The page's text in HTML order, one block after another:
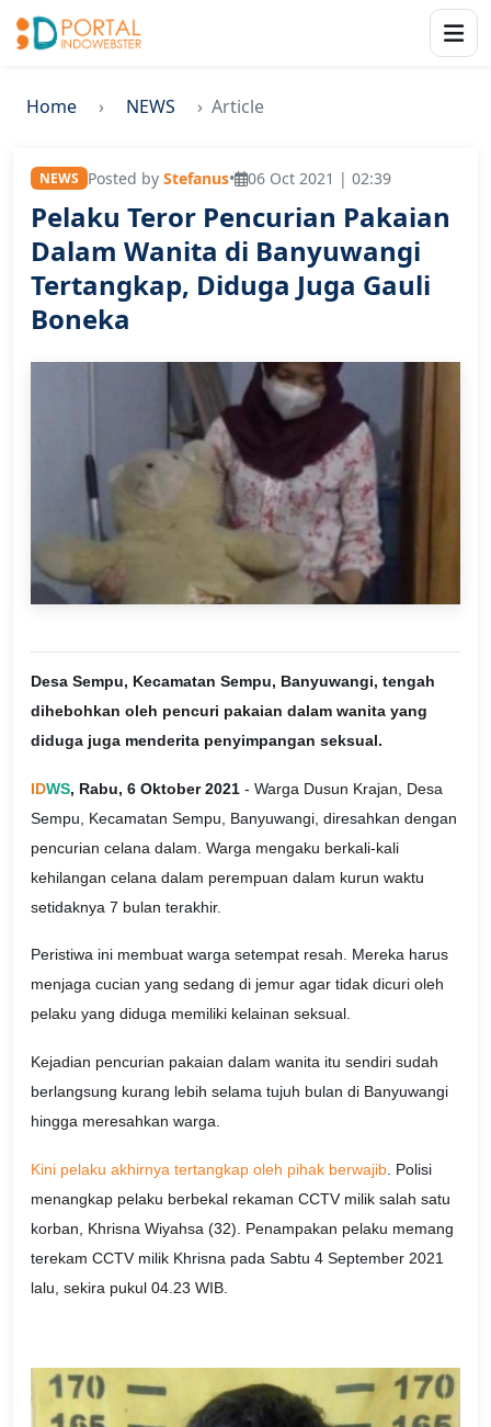
Home NEWS Article
NEWS Posted by Stefanus• 06 Oct 2021 | 02:39
Pelaku Teror Pencurian Pakaian
Dalam Wanita di Banyuwangi
Tertangkap, Diduga Juga Gauli
Boneka
Desa Sempu, Kecamatan Sempu, Banyuwangi, tengah
dihebohkan oleh pencuri pakaian dalam wanita yang
diduga juga menderita penyimpangan seksual.
IDWS, Rabu, 6 Oktober 2021 - Warga Dusun Krajan, Desa
Sempu, Kecamatan Sempu, Banyuwangi, diresahkan dengan
pencurian celana dalam. Warga mengaku berkali-kali
kehilangan celana dalam perempuan dalam kurun waktu
setidaknya 7 bulan terakhir.
Peristiwa ini membuat warga setempat resah. Mereka harus
menjaga cucian yang sedang di jemur agar tidak dicuri oleh
pelaku yang diduga memiliki kelainan seksual.
Kejadian pencurian pakaian dalam wanita itu sendiri sudah
berlangsung kurang lebih selama tujuh bulan di Banyuwangi
hingga meresahkan warga.
Kini pelaku akhirnya tertangkap oleh pihak berwajib . Polisi
menangkap pelaku berbekal rekaman CCTV milik salah satu
korban, Khrisna Wiyahsa (32). Penampakan pelaku memang
terekam CCTV milik Khrisna pada Sabtu 4 September 2021
lalu, sekira pukul 04.23 WIB.